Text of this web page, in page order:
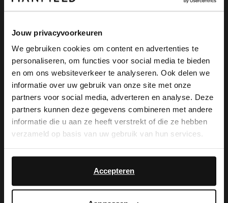
Jouw privacyvoorkeuren
We gebruiken cookies om content en advertenties te
personaliseren, om functies voor social media te bieden
en om ons websiteverkeer te analyseren. Ook delen we
informatie over uw gebruik van onze site met onze
partners voor social media, adverteren en analyse. Deze
partners kunnen deze gegevens combineren met andere
informatie die u aan ze heeft verstrekt of die ze hebben
verzameld op basis van uw gebruik van hun services.
Accepteren
Manfield
Blaue Pantoffeln mit Wollfutter
39.99
Manfield
Dunkelbraune Veloursleder-Pantoffeln mit synthetischem Wollfutter
59.99
×
View this website in English?
It looks like your language isn't Dutch. Would
you like to switch to English?
English